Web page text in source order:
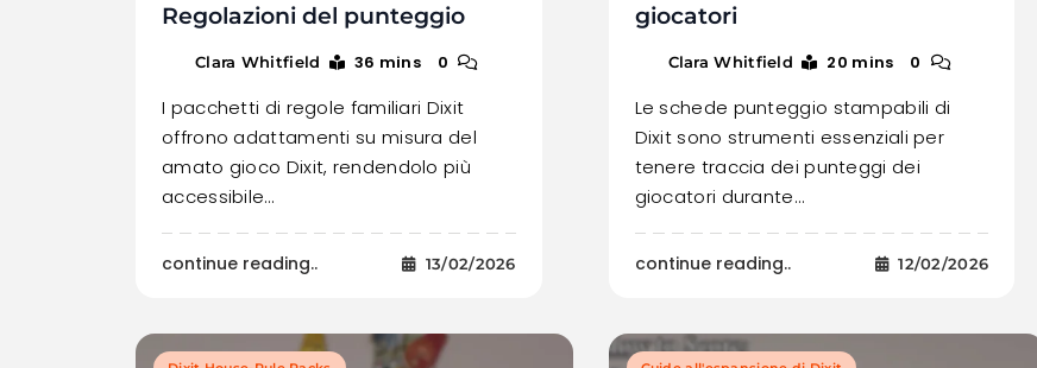
Regolazioni del punteggio
Clara Whitfield 36 mins 0
I pacchetti di regole familiari Dixit
offrono adattamenti su misura del
amato gioco Dixit, rendendolo più
accessibile…
continue reading.. 13/02/2026
giocatori
Clara Whitfield 20 mins 0
Le schede punteggio stampabili di
Dixit sono strumenti essenziali per
tenere traccia dei punteggi dei
giocatori durante…
continue reading.. 12/02/2026